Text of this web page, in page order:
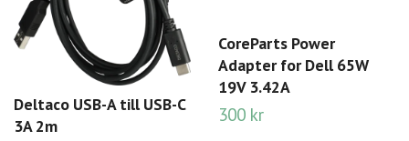
Deltaco USB-A till USB-C
3A 2m
CoreParts Power
Adapter for Dell 65W
19V 3.42A
300 kr